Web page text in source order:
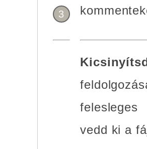
3
vedd ki a